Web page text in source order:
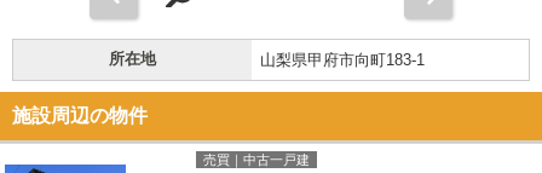
所在地 山梨県甲府市向町183-1
施設周辺の物件
売買｜中古一戸建